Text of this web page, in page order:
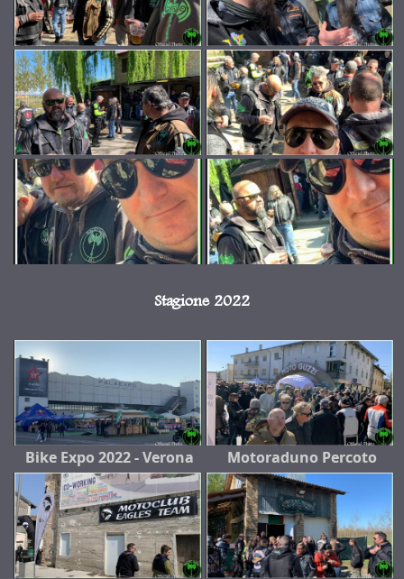
Stagione 2022
Bike Expo 2022 - Verona Motoraduno Percoto